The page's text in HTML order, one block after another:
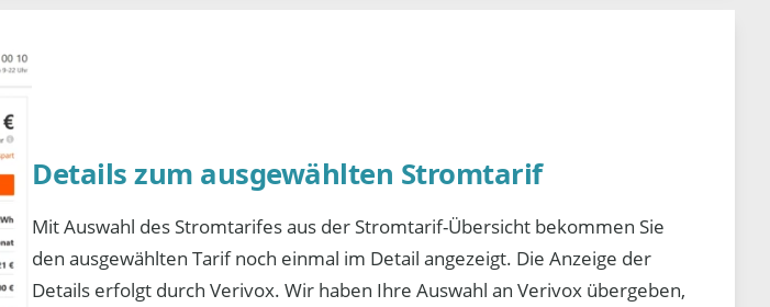
Details zum ausgewählten Stromtarif
Mit Auswahl des Stromtarifes aus der Stromtarif-Übersicht bekommen Sie
den ausgewählten Tarif noch einmal im Detail angezeigt. Die Anzeige der
Details erfolgt durch Verivox. Wir haben Ihre Auswahl an Verivox übergeben,